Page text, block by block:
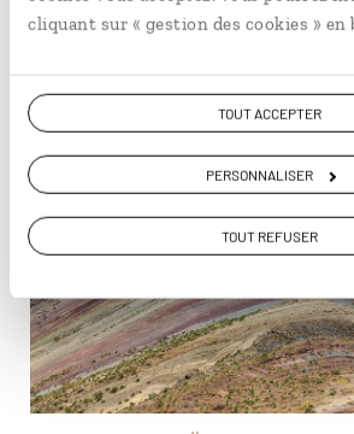
cliquant sur « gestion des cookies » en
TOUT ACCEPTER
PERSONNALISER
TOUT REFUSER
considèrent comme le dernier Ayllu,
sociale de l'Empire inca. David vous
rencontres.En lire plus
Palcoyo © Andrés García Avila